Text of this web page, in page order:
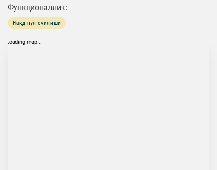
Функционаллик:
Нақд пул ечилиши
loading map...